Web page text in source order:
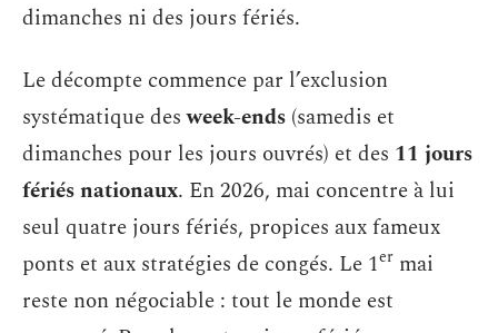
dimanches ni des jours fériés.
Le décompte commence par l’exclusion
systématique desweek-ends (samedis et
dimanches pour les jours ouvrés) et des 11 jours
fériés nationaux. En 2026, mai concentre à lui
seul quatre jours fériés, propices aux fameux
ponts et aux stratégies de congés. Le 1er mai
reste non négociable : tout le monde est